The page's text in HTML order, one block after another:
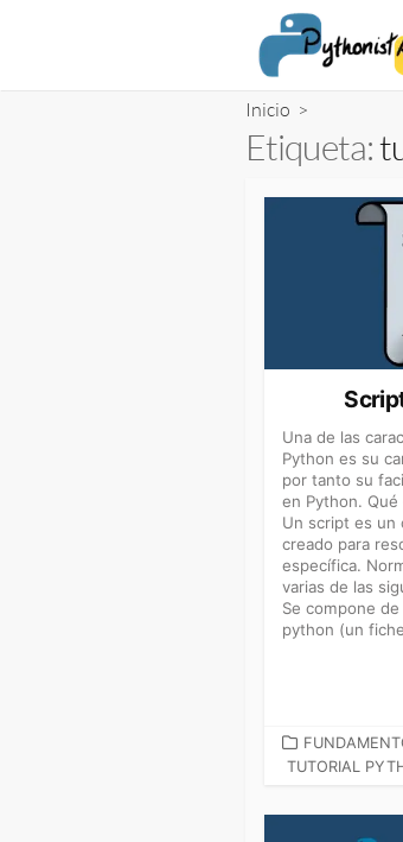
Inicio >
Etiqueta:
Una de las
Python es su
por tanto su
en Python.
Un script es un
creado para
específica.
varias de las
Se compone
python (un
CATEGORÍAS
TUTORIAL